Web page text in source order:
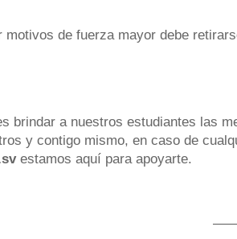
motivos de fuerza mayor debe
brindar a nuestros estudiantes las
y contigo mismo, en caso de
estamos aquí para apoyarte.